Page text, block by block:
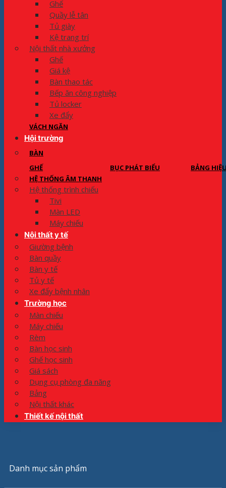
Ghế
Quầy lễ tân
Tủ giày
Kệ trang trí
Nội thất nhà xưởng
Ghế
Giá kệ
Bàn thao tác
Bếp ăn công nghiệp
Tủ locker
Xe đẩy
VÁCH NGĂN
Hội trường
BÀN
GHẾ
BỤC PHÁT BIỂU
BẢNG
HỆ THỐNG ÂM THANH
Hệ thống trình chiếu
Tivi
Màn LED
Máy chiếu
Nội thất y tế
Giường bệnh
Bàn quầy
Bàn y tế
Tủ y tế
Xe đẩy bệnh nhân
Trường học
Màn chiếu
Máy chiếu
Rèm
Bàn học sinh
Ghế học sinh
Giá sách
Dụng cụ phòng đa năng
Bảng
Nội thất khác
Thiết kế nội thất
Danh mục sản phẩm